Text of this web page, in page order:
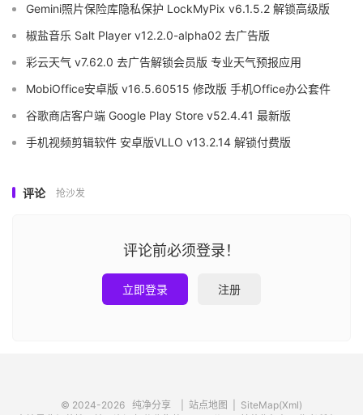
Gemini照片保险库隐私保护 LockMyPix v6.1.5.2 解锁高级版
椒盐音乐 Salt Player v12.2.0-alpha02 去广告版
彩云天气 v7.62.0 去广告解锁会员版 专业天气预报应用
MobiOffice安卓版 v16.5.60515 修改版 手机Office办公套件
谷歌商店客户端 Google Play Store v52.4.41 最新版
手机视频剪辑软件 安卓版VLLO v13.2.14 解锁付费版
评论 抢沙发
评论前必须登录！
立即登录 注册
© 2024-2026 纯净分享 站点地图
SiteMap(Xml)